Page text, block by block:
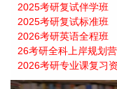
2025考研复试伴学班
2025考研复试标准班
2026考研英语全程班
26考研全科上岸规划营
2026考研专业课复习